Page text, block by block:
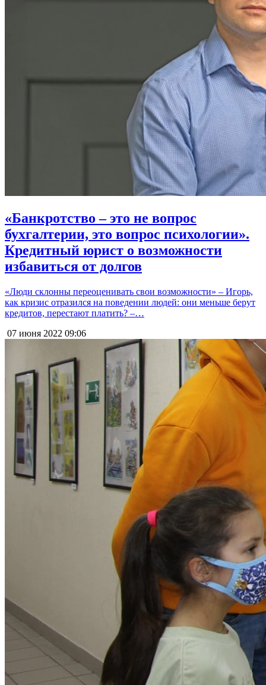
«Банкротство – это не вопрос
бухгалтерии, это вопрос психологии».
Кредитный юрист о возможности
избавиться от долгов
«Люди склонны переоценивать свои возможности» – Игорь,
как кризис отразился на поведении людей: они меньше берут
кредитов, перестают платить? –…
07 июня 2022 09:06